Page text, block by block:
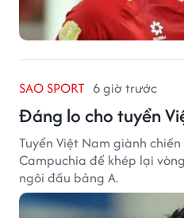
SAO SPORT 6 giờ trước
Đáng lo cho tuyển
Tuyển Việt Nam giành
Campuchia để khép lại
ngôi đầu bảng A.